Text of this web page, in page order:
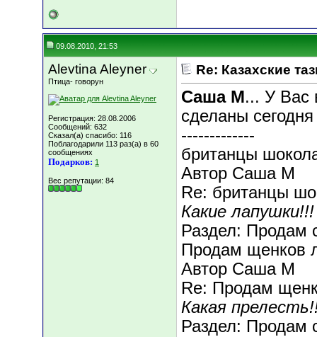
09.08.2010, 21:53
Alevtina Aleyner
Птица- говорун
Регистрация: 28.08.2006
Сообщений: 632
Сказал(а) спасибо: 116
Поблагодарили 113 раз(а) в 60
сообщениях
Подарков: 1
Вес репутации: 84
Re: Казахские
Саша М ... У Вас
сделаны
-------------
британцы
Автор Саша М
Re: британцы
Какие лапушки!!!
Раздел: Продам
Продам щенков
Автор Саша М
Re: Продам
Какая
Раздел: Продам